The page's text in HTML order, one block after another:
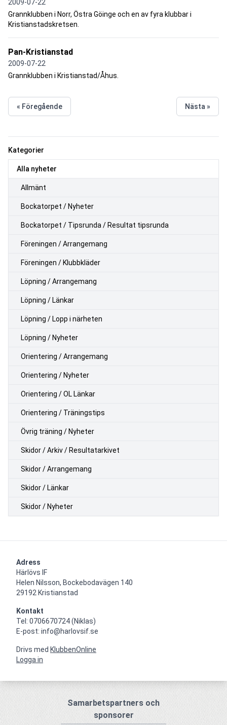
Kategorier
Alla nyheter
Allmänt
Bockatorpet / Nyheter
Bockatorpet / Tipsrunda / Resultat tipsrunda
Föreningen / Arrangemang
Föreningen / Klubbkläder
Löpning / Arrangemang
Löpning / Länkar
Löpning / Lopp i närheten
Löpning / Nyheter
Orientering / Arrangemang
Orientering / Nyheter
Orientering / OL Länkar
Orientering / Träningstips
Övrig träning / Nyheter
Skidor / Arkiv / Resultatarkivet
Skidor / Arrangemang
Skidor / Länkar
Skidor / Nyheter
2009-07-22
Grannklubben i Norr, Östra Göinge och en av fyra klubbar i
Kristianstadskretsen.
Pan-Kristianstad
2009-07-22
Grannklubben i Kristianstad/Åhus.
« Föregående Nästa »
Adress
Härlövs IF
Helen Nilsson, Bockebodavägen 140
29192 Kristianstad
Kontakt
Tel: 0706670724 (Niklas)
E-post: info@harlovsif.se
Drivs med KlubbenOnline
Logga in
Samarbetspartners och
sponsorer